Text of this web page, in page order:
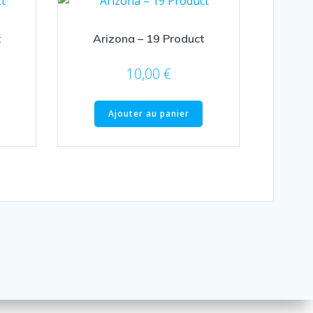
Arizona – 19 Product
10,00 €
Ajouter au panier